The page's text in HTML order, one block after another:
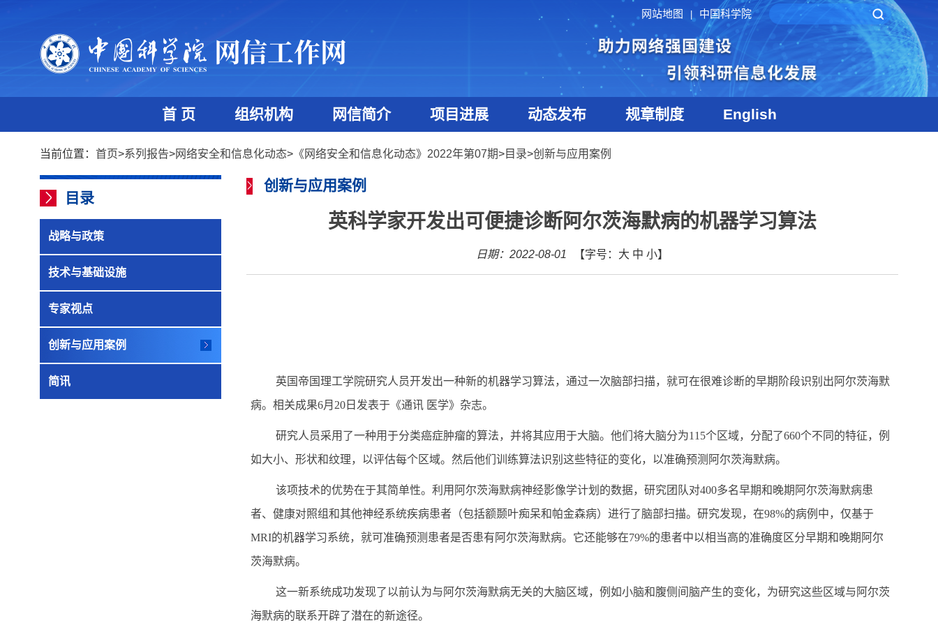
网站地图 中国科学院
首 页 组织机构 网信简介 项目进展 动态发布 规章制度 English
当前位置： 首页>系列报告>网络安全和信息化动态> 《网络安全和信息化动态》2022年第07期>目录>创新与应用案例
目录
战略与政策
技术与基础设施
专家视点
创新与应用案例
简讯
创新与应用案例
英科学家开发出可便捷诊断阿尔茨海默病的机器学习算法
日期：2022-08-01 【字号： 大 中 小】
英国帝国理工学院研究人员开发出一种新的机器学习算法，通过一次脑部扫描，就可在很难诊断的早期阶段识别出阿尔茨海默
病。相关成果6月 20日发表于《通讯 医学》杂志。
研究人员采用了一种用于分类癌症肿瘤的算法，并将其应用于大脑。他们将大脑分为115个区域，分配了660个不同的特征，例
如大小、形状和纹理，以评估每个区域。然后他们训练算法识别这些特征的变化，以准确预测阿尔茨海默病。
该项技术的优势在于其简单性。利用阿尔茨海默病神经影像学计划的数据，研究团队对400多名早期和晚期阿尔茨海默病患
者、健康对照组和其他神经系统疾病患者（包括额颞叶痴呆和帕金森病）进行了脑部扫描。研究发现，在98%的病例中，仅基于
MRI的机器学习系统，就可准确预测患者是否患有阿尔茨海默病。它还能够在79%的患者中以相当高的准确度区分早期和晚期阿尔
茨海默病。
这一新系统成功发现了以前认为与阿尔茨海默病无关的大脑区域，例如小脑和腹侧间脑产生的变化，为研究这些区域与阿尔茨
海默病的联系开辟了潜在的新途径。